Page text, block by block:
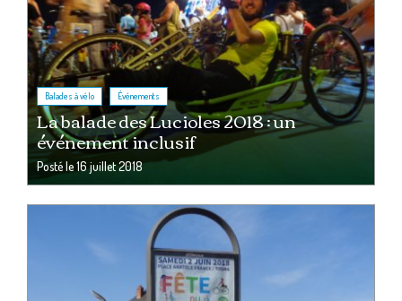
Balades à vélo , Événements
La balade des Lucioles 2018 : un
événement inclusif
Posté le16 juillet 2018